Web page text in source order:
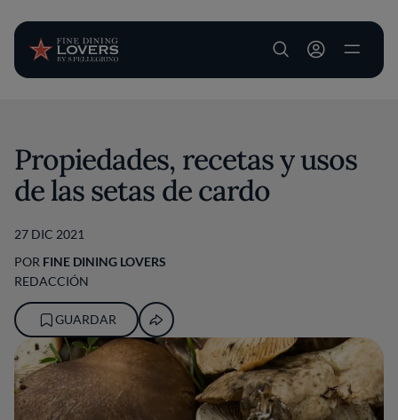
User account
Propiedades, recetas y usos
de las setas de cardo
27 DIC 2021
POR FINE DINING LOVERS
REDACCIÓN
GUARDAR